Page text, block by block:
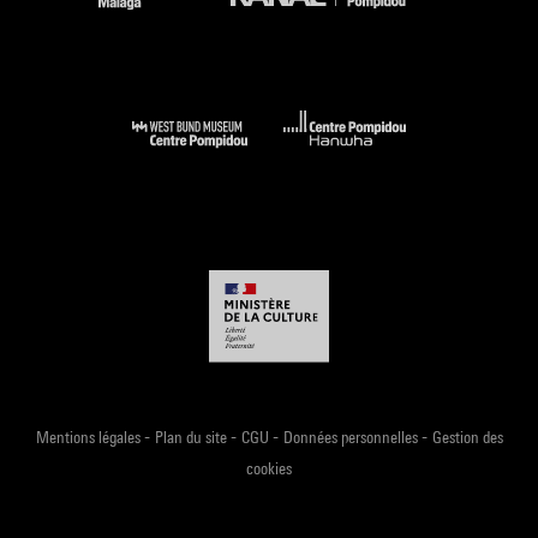
2025. -Paris : Editions du Centre Pompidou, 2025 (reprod.
coul. p. 48) . N° isbn 978-2-38654-008-0
janvier-26 mai 2025. - Paris : Editions du Centre Pompidou,
2025 (sous la dir. de Chiara Parisi, Xavier Rey, Nathalie
Ernoult) (cit. p. 150, 197 et reprod. coul. p. 102) . N° isbn 978-
Mentions légales- Plan du site- CGU - Données personnelles- Gestion des
cookies